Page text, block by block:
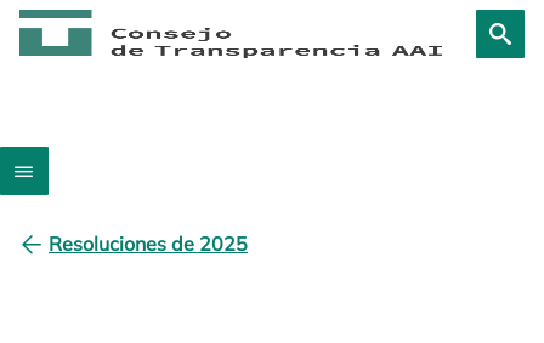
Resoluciones de 2025